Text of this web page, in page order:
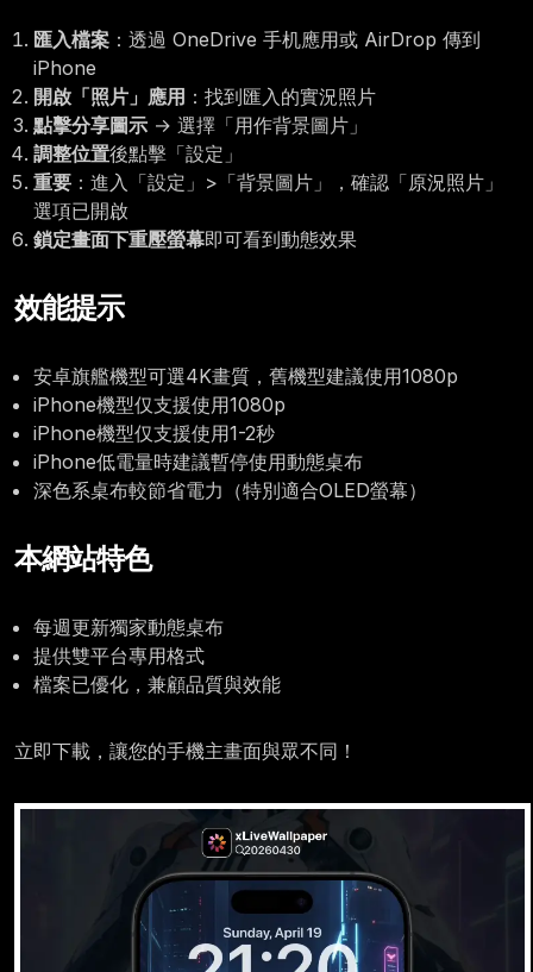
匯入檔案 ：透過 OneDrive 手机應用或 AirDrop 傳到
iPhone
開啟「照片」應用 ：找到匯入的實況照片
點擊分享圖示 → 選擇「用作背景圖片」
調整位置後點擊「設定」
重要 ：進入「設定」>「背景圖片」，確認「原況照片」
選項已開啟
鎖定畫面下重壓螢幕即可看到動態效果
效能提示
安卓旗艦機型可選4K畫質，舊機型建議使用1080p
iPhone機型仅支援使用1080p
iPhone機型仅支援使用1-2秒
iPhone低電量時建議暫停使用動態桌布
深色系桌布較節省電力（特別適合OLED螢幕）
本網站特色
每週更新獨家動態桌布
提供雙平台專用格式
檔案已優化，兼顧品質與效能
立即下載，讓您的手機主畫面與眾不同！